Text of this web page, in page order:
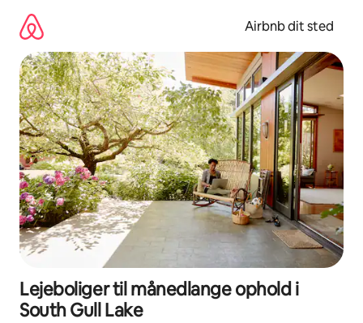
videre
indhold
Airbnb dit sted
Lejeboliger til månedlange ophold i
South Gull Lake